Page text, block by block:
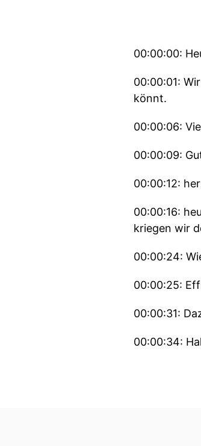
00:00:00:
00:00:01:
könnt.
00:00:06:
00:00:09:
00:00:12:
00:00:16:
kriegen wir
00:00:24:
00:00:25:
00:00:31:
00:00:34: